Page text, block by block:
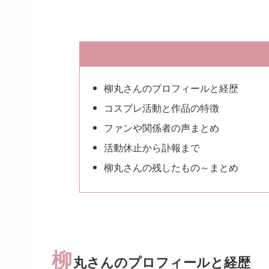
柳丸さんのプロフィールと経歴
コスプレ活動と作品の特徴
ファンや関係者の声まとめ
活動休止から訃報まで
柳丸さんの残したもの～まとめ
柳丸さんのプロフィールと経歴